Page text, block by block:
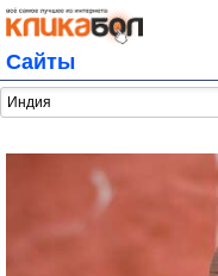
Сайты